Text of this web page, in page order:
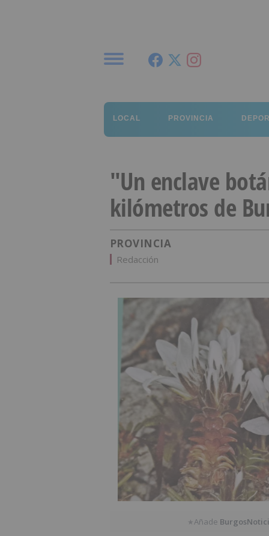
LOCAL PROVINCIA
"Un enclave
kilómetros de
PROVINCIA
Redacción
★Añade